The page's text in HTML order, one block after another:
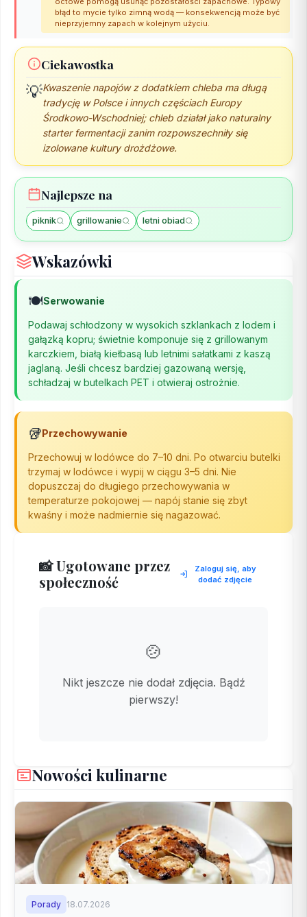
błąd to mycie tylko zimną wodą — konsekwencją może być
nieprzyjemny zapach w kolejnym użyciu.
Ciekawostka
💡Kwaszenie napojów z dodatkiem chleba ma długą
tradycję w Polsce i innych częściach Europy
Środkowo-Wschodniej; chleb działał jako naturalny
starter fermentacji zanim rozpowszechniły się
izolowane kultury drożdżowe.
Najlepsze na
piknik grillowanie letni obiad
Wskazówki
🍽️Serwowanie
Podawaj schłodzony w wysokich szklankach z lodem i
gałązką kopru; świetnie komponuje się z grillowanym
karczkiem, białą kiełbasą lub letnimi sałatkami z kaszą
jaglaną. Jeśli chcesz bardziej gazowaną wersję,
schładzaj w butelkach PET i otwieraj ostrożnie.
🥡 Przechowywanie
Przechowuj w lodówce do 7–10 dni. Po otwarciu butelki
trzymaj w lodówce i wypij w ciągu 3–5 dni. Nie
dopuszczaj do długiego przechowywania w
temperaturze pokojowej — napój stanie się zbyt
kwaśny i może nadmiernie się nagazować.
📸 Ugotowane przez
społeczność
Zaloguj się, aby
dodać zdjęcie
🍲
Nikt jeszcze nie dodał zdjęcia. Bądź
pierwszy!
Nowości kulinarne
Porady 18.07.2026